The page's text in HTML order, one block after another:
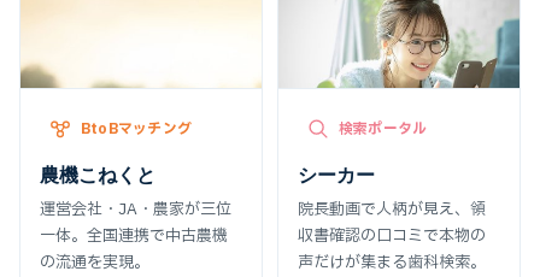
BtoBマッチング
農機こねくと
運営会社・JA・農家が三位
一体。全国連携で中古農機
の流通を実現。
検索ポータル
シーカー
院長動画で人柄が見え、領
収書確認の口コミで本物の
声だけが集まる歯科検索。